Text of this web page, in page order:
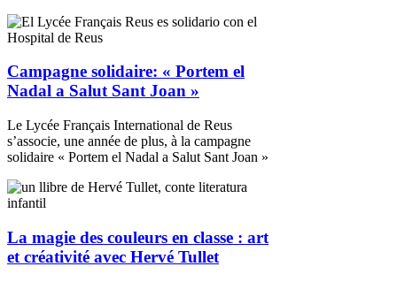
Campagne solidaire: « Portem el
Nadal a Salut Sant Joan »
Le Lycée Français International de Reus
s’associe, une année de plus, à la campagne
solidaire « Portem el Nadal a Salut Sant Joan »
La magie des couleurs en classe : art
et créativité avec Hervé Tullet